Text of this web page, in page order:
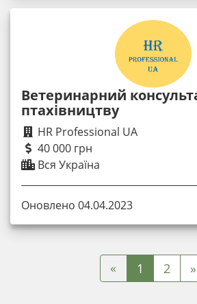
Ветеринарний
птахівництву
HR Professional UA
40 000 грн
Вся Україна
Оновлено 04.04.2023
« 1 2 »